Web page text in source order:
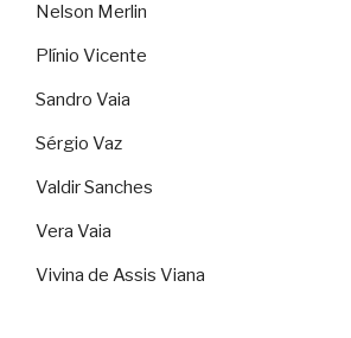
Nelson Merlin
Plínio Vicente
Sandro Vaia
Sérgio Vaz
Valdir Sanches
Vera Vaia
Vivina de Assis Viana